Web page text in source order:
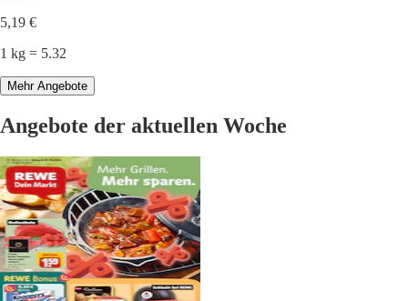
5,19 €
1 kg = 5.32
Mehr Angebote
Angebote der aktuellen Woche